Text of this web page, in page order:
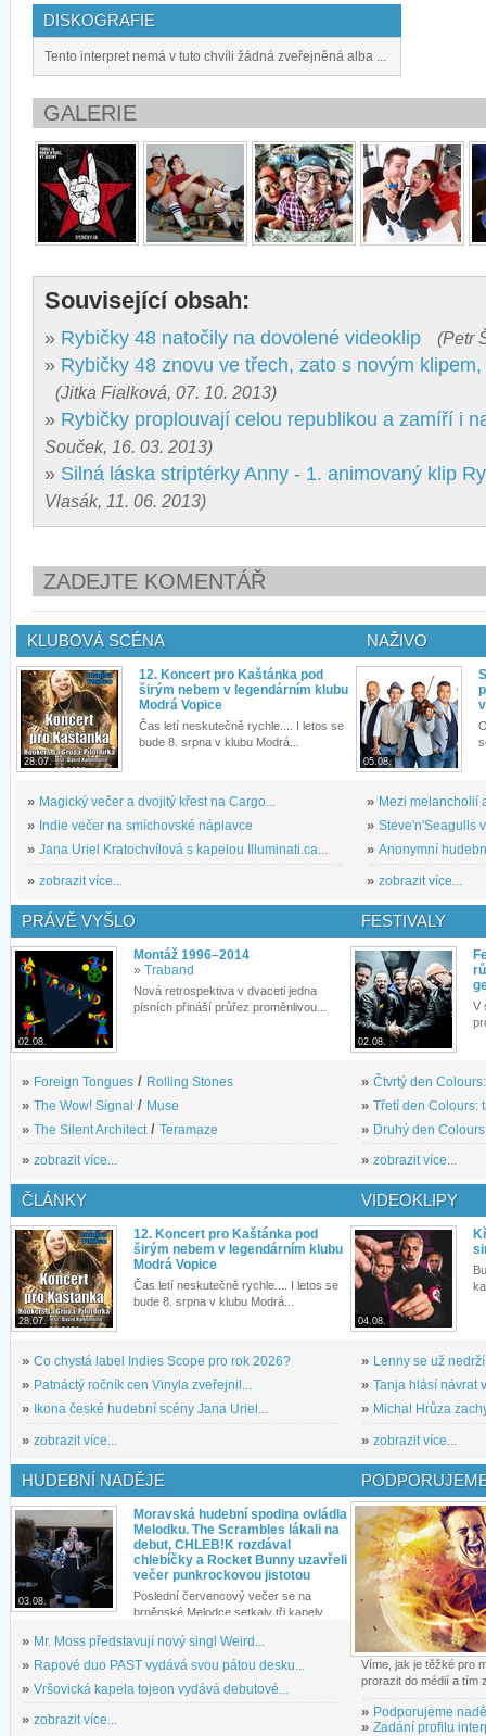
DISKOGRAFIE
Tento interpret nemá v tuto chvíli žádná zveřejněná alba ...
GALERIE
Související obsah:
» Rybičky 48 natočily na dovolené videoklip (Petr
» Rybičky 48 znovu ve třech, zato s novým
(Jitka Fialková, 07. 10. 2013)
» Rybičky proplouvají celou republikou a zamíří i
Souček, 16. 03. 2013)
» Silná láska striptérky Anny - 1. animovaný klip
Vlasák, 11. 06. 2013)
ZADEJTE KOMENTÁŘ
KLUBOVÁ SCÉNA
28.07.
12. Koncert pro Kaštánka pod
širým nebem v legendárním klubu
Modrá Vopice
Čas letí neskutečně rychle.... I letos se
bude 8. srpna v klubu Modrá...
» Magický večer a dvojitý křest na Cargo...
» Indie večer na smíchovské náplavce
» Jana Uriel Kratochvílová s kapelou Illuminati.ca...
» zobrazit více...
NAŽIVO
05.08.
» Mezi melancholií
» Steve'n'Seagulls
» Anonymní
» zobrazit více...
PRÁVĚ VYŠLO
02.08.
Montáž 1996–2014
» Traband
Nová retrospektiva v dvaceti jedna
písních přináší průřez proměnlivou...
» Foreign Tongues / Rolling Stones
» The Wow! Signal / Muse
» The Silent Architect / Teramaze
» zobrazit více...
FESTIVALY
02.08.
V
» Čtvrtý den
» Třetí den Colours:
» Druhý den
» zobrazit více...
ČLÁNKY
28.07.
12. Koncert pro Kaštánka pod
širým nebem v legendárním klubu
Modrá Vopice
Čas letí neskutečně rychle.... I letos se
bude 8. srpna v klubu Modrá...
» Co chystá label Indies Scope pro rok 2026?
» Patnáctý ročník cen Vinyla zveřejnil...
»
Ikona české hudební scény Jana Uriel...
» zobrazit více...
VIDEOKLIPY
04.08.
» Lenny se už
» Tanja hlásí návrat
» Michal Hrůza
» zobrazit více...
HUDEBNÍ NADĚJE
03.08.
Moravská hudební spodina ovládla
Melodku. The Scrambles lákali na
debut, CHLEB!K rozdával
chlebíčky a Rocket Bunny uzavřeli
večer punkrockovou jistotou
Poslední červencový večer se na
brněnské Melodce setkaly tři kapely...
» Mr. Moss představují nový singl Weird...
» Rapové duo PAST vydává svou pátou desku...
» Vršovická kapela tojeon vydává debutové...
» zobrazit více...
Víme, jak je těžké pro
prorazit do médií a tím
» Podporujeme
» Zadání profilu